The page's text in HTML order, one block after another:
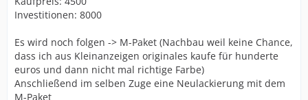
Investitionen: 8000
Es wird noch folgen -> M-Paket (Nachbau weil keine Chance,
dass ich aus Kleinanzeigen originales kaufe für hunderte
euros und dann nicht mal richtige Farbe)
Anschließend im selben Zuge eine Neulackierung mit dem
M-Paket